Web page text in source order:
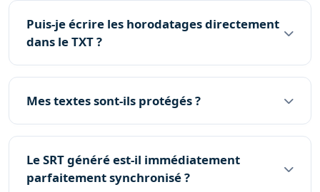
Puis-je écrire les horodatages directement
dans le TXT ?
Mes textes sont-ils protégés ?
Le SRT généré est-il immédiatement
parfaitement synchronisé ?